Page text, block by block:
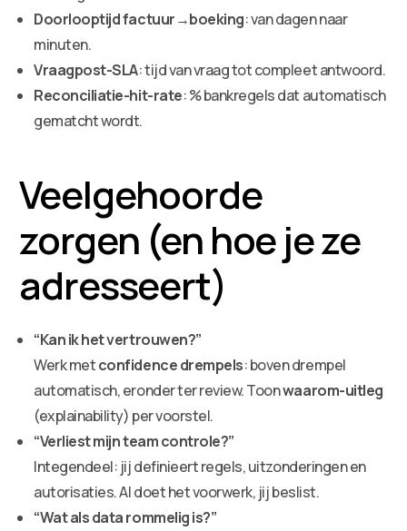
Doorlooptijd factuur→boeking: van dagen naar
minuten.
Vraagpost-SLA: tijd van vraag tot compleet antwoord.
Reconciliatie-hit-rate: % bankregels dat automatisch
gematcht wordt.
Veelgehoorde
zorgen (en hoe je ze
adresseert)
“Kan ik het vertrouwen?”
Werk metconfidence drempels: boven drempel
automatisch, eronder ter review. Toonwaarom-uitleg
(explainability) per voorstel.
“Verliest mijn team controle?”
Integendeel: jij definieert regels, uitzonderingen en
autorisaties. AI doet het voorwerk, jij beslist.
“Wat als data rommelig is?”